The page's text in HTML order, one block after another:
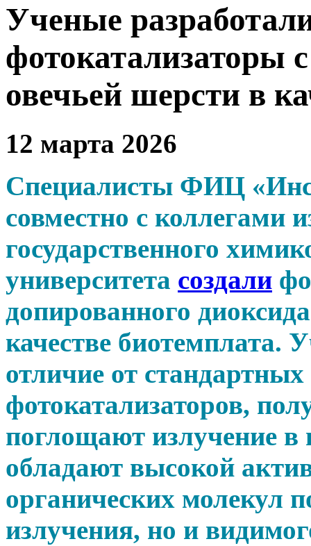
Ученые
фотокатализаторы
овечьей шерсти в
12 марта 2026
Специалисты ФИЦ
совместно с коллегами
государственного
университета создали
допированного
качестве биотемплата.
отличие от
фотокатализаторов,
поглощают излучение в
обладают высокой
органических молекул
излучения, но и